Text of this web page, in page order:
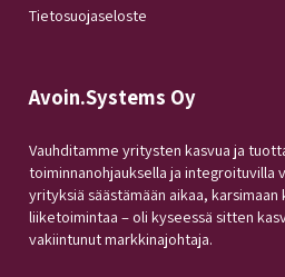
Tietosuojaseloste
Avoin.Systems Oy
Vauhditamme yritysten kasvua ja
toiminnanohjauksella ja integroituvilla
yrityksiä säästämään aikaa,
liiketoimintaa – oli kyseessä sitten
vakiintunut markkinajohtaja.